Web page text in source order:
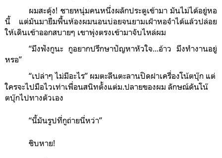
ผมสะดุ้ง! ชายหนุ่มคนหนึ่งผลักประตูเข้ามา มันไม่ได้อยู่หอ
นี้ แต่มันมายืมพื้นห้องผมนอนบ่อยจนยามเฝ้าหอจำได้แล้วปล่อย
ให้เดินเข้าออกสบายๆ เขาพุ่งตรงเข้ามาจับไหล่ผม
“มึงฟังกูนะ กูอยากปรึกษาปัญหาหัวใจ...อ้าว มึงทำงานอยู่
หรอ”
“เปล่าๆ ไม่มีอะไร” ผมตะลีนตะลานปิดฝาเครื่องโน้ตบุ๊ก แต่
ใครจะไปมือไวเท่าเพื่อนสนิทตั้งแต่ม.ปลายของผม ลักษณ์ดันโน๊
ตบุ๊กไปทางตัวเอง
“นี้มันรูปที่กูถ่ายนี่หว่า”
ชิบหาย!